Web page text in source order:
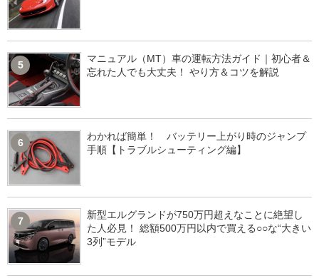
5
マニュアル（MT）車の運転方法ガイド｜初心者＆
忘れた人でも大丈夫！ やり方＆コツを解説
6
わかれば簡単！ バッテリー上がり時のジャンプ
手順【トラブルシューティング編】
7
新型エルグランドが750万円超えなことに絶望し
た人必見！ 総額500万円以内で買える○○な“大きい
3列”モデル